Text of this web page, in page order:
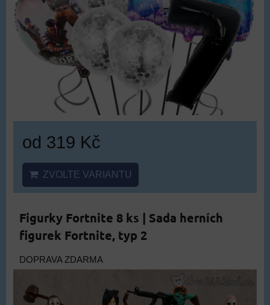
od 319 Kč
ZVOLTE VARIANTU
Figurky Fortnite 8 ks | Sada herních
figurek Fortnite, typ 2
DOPRAVA ZDARMA